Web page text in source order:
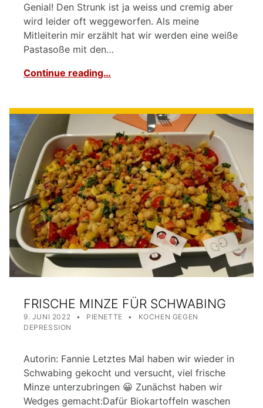
Genial! Den Strunk ist ja weiss und cremig aber
wird leider oft weggeworfen. Als meine
Mitleiterin mir erzählt hat wir werden eine weiße
Pastasoße mit den…
Continue reading…
FRISCHE MINZE FÜR SCHWABING
POSTED ON:
9. JUNI 2022
WRITTEN BY:
PIENETTE CATEGORIZED IN:
KOCHEN GEGEN
DEPRESSION
Autorin: Fannie Letztes Mal haben wir wieder in
Schwabing gekocht und versucht, viel frische
Minze unterzubringen 😀 Zunächst haben wir
Wedges gemacht:Dafür Biokartoffeln waschen